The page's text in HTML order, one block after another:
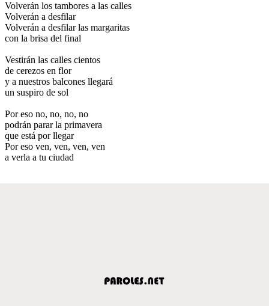
Volverán los tambores a las calles
Volverán a desfilar
Volverán a desfilar las margaritas
con la brisa del final
Vestirán las calles cientos
de cerezos en flor
y a nuestros balcones llegará
un suspiro de sol
Por eso no, no, no, no
podrán parar la primavera
que está por llegar
Por eso ven, ven, ven, ven
a verla a tu ciudad